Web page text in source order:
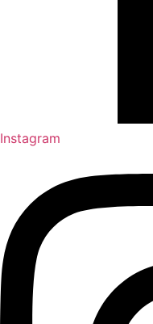
Instagram